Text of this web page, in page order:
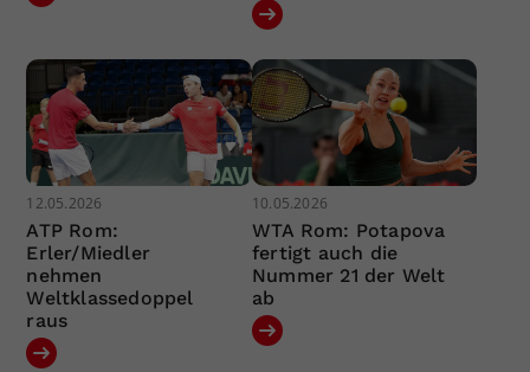
12.05.2026
ATP Rom:
Erler/Miedler
nehmen
Weltklassedoppel
raus
10.05.2026
WTA Rom: Potapova
fertigt auch die
Nummer 21 der Welt
ab